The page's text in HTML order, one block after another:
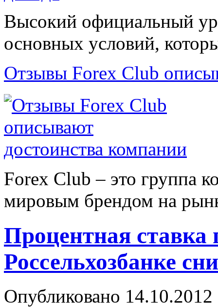
Высокий официальный
основных условий,
Отзывы Forex Сlub
Forex Сlub – это группа
мировым брендом на
Процентная ставка
Россельхозбанке
Опубликовано 14.10.2012